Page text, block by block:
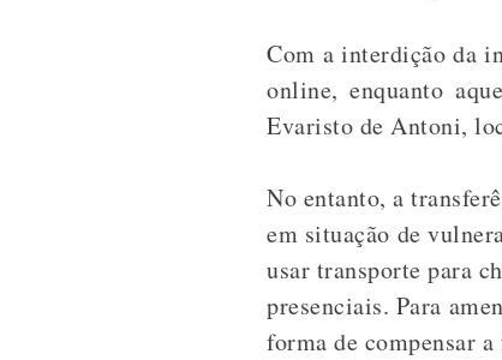
Com a interdição da
online, enquanto
Evaristo de Antoni,
No entanto, a
em situação de
usar transporte para
presenciais. Para
forma de compensar